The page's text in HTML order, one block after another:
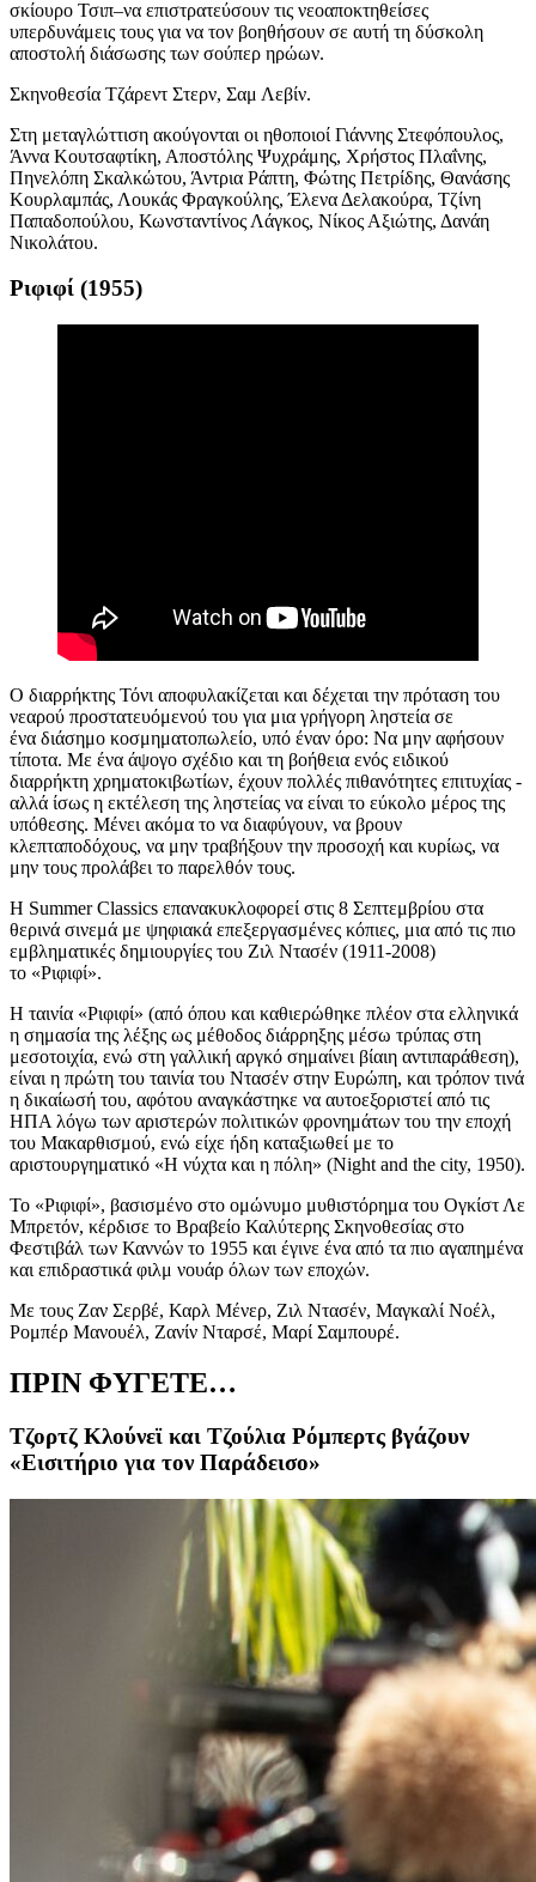
σκίουρο Τσιπ–να επιστρατεύσουν τις νεοαποκτηθείσες
υπερδυνάμεις τους για να τον βοηθήσουν σε αυτή τη δύσκολη
αποστολή διάσωσης των σούπερ ηρώων.
Σκηνοθεσία Τζάρεντ Στερν, Σαμ Λεβίν.
Στη μεταγλώττιση ακούγονται οι ηθοποιοί Γιάννης Στεφόπουλος,
Άννα Κουτσαφτίκη, Αποστόλης Ψυχράμης, Χρήστος Πλαΐνης,
Πηνελόπη Σκαλκώτου, Άντρια Ράπτη, Φώτης Πετρίδης, Θανάσης
Κουρλαμπάς, Λουκάς Φραγκούλης, Έλενα Δελακούρα, Τζίνη
Παπαδοπούλου, Κωνσταντίνος Λάγκος, Νίκος Αξιώτης, Δανάη
Νικολάτου.
Ριφιφί (1955)
Ο διαρρήκτης Τόνι αποφυλακίζεται και δέχεται την πρόταση του
νεαρού προστατευόμενού του για μια γρήγορη ληστεία σε
ένα διάσημο κοσμηματοπωλείο, υπό έναν όρο: Να μην αφήσουν
τίποτα. Με ένα άψογο σχέδιο και τη βοήθεια ενός ειδικού
διαρρήκτη χρηματοκιβωτίων, έχουν πολλές πιθανότητες επιτυχίας -
αλλά ίσως η εκτέλεση της ληστείας να είναι το εύκολο μέρος της
υπόθεσης. Μένει ακόμα το να διαφύγουν, να βρουν
κλεπταποδόχους, να μην τραβήξουν την προσοχή και κυρίως, να
μην τους προλάβει το παρελθόν τους.
Η Summer Classics επανακυκλοφορεί στις 8 Σεπτεμβρίου στα
θερινά σινεμά με ψηφιακά επεξεργασμένες κόπιες, μια από τις πιο
εμβληματικές δημιουργίες του Ζιλ Ντασέν (1911-2008)
το «Ριφιφί».
Η ταινία «Ριφιφί» (από όπου και καθιερώθηκε πλέον στα ελληνικά
η σημασία της λέξης ως μέθοδος διάρρηξης μέσω τρύπας στη
μεσοτοιχία, ενώ στη γαλλική αργκό σημαίνει βίαιη αντιπαράθεση),
είναι η πρώτη του ταινία του Ντασέν στην Ευρώπη, και τρόπον τινά
η δικαίωσή του, αφότου αναγκάστηκε να αυτοεξοριστεί από τις
ΗΠΑ λόγω των αριστερών πολιτικών φρονημάτων του την εποχή
του Μακαρθισμού, ενώ είχε ήδη καταξιωθεί με το
αριστουργηματικό «Η νύχτα και η πόλη» (Night and the city, 1950).
Το «Ριφιφί», βασισμένο στο ομώνυμο μυθιστόρημα του Ογκίστ Λε
Μπρετόν, κέρδισε το Βραβείο Καλύτερης Σκηνοθεσίας στο
Φεστιβάλ των Καννών το 1955 και έγινε ένα από τα πιο αγαπημένα
και επιδραστικά φιλμ νουάρ όλων των εποχών.
Με τους Ζαν Σερβέ, Καρλ Μένερ, Ζιλ Ντασέν, Μαγκαλί Νοέλ,
Ρομπέρ Μανουέλ, Ζανίν Νταρσέ, Μαρί Σαμπουρέ.
ΠΡΙΝ ΦΥΓΕΤΕ…
Τζορτζ Κλούνεϊ και Τζούλια Ρόμπερτς βγάζουν
«Εισιτήριο για τον Παράδεισο»